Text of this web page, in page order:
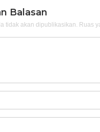
Balasan
tidak akan dipublikasikan. Ruas